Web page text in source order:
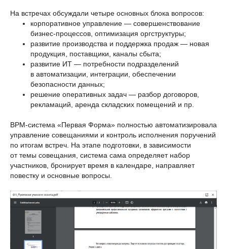
На встречах обсуждали четыре основных блока вопросов:
корпоративное управление — совершенствование
бизнес-процессов, оптимизация оргструктуры;
развитие производства и поддержка продаж — новая
продукция, поставщики, каналы сбыта;
развитие ИТ — потребности подразделений
в автоматизации, интеграции, обеспечении
безопасности данных;
решение оперативных задач — разбор договоров,
рекламаций, аренда складских помещений и пр.
BPM-система «Первая Форма» полностью автоматизировала
управление совещаниями и контроль исполнения поручений
по итогам встреч. На этапе подготовки, в зависимости
от темы совещания, система сама определяет набор
участников, бронирует время в календаре, направляет
повестку и основные вопросы.